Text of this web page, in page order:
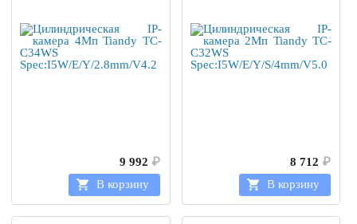
9 992 ₽
В корзину
8 712 ₽
В корзину